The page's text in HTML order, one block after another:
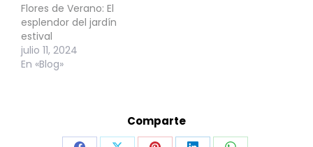
Flores de Verano: El
esplendor del jardín
estival
julio 11, 2024
En «Blog»
Comparte